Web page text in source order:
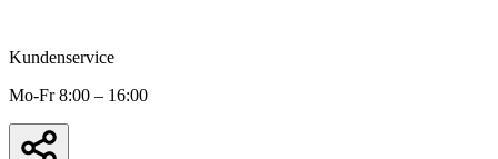
Kundenservice
Mo-Fr 8:00 – 16:00